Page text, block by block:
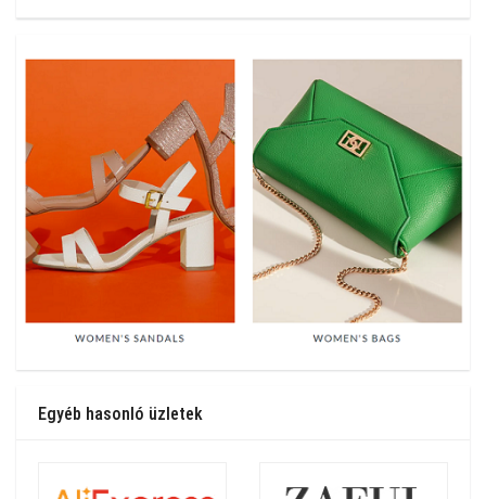
Egyéb hasonló üzletek